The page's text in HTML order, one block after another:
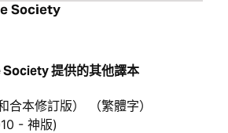
Society
提供的其他譯本
合本修訂版） （繁體字）
- 神版)